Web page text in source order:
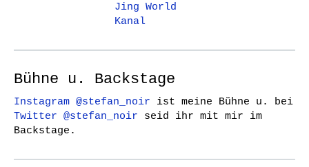
Jing World
Kanal
Bühne u. Backstage
Instagram @stefan_noir ist meine Bühne u. bei
Twitter @stefan_noir seid ihr mit mir im
Backstage.